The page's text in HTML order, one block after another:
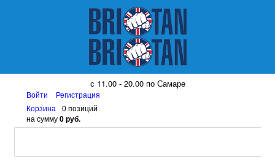
8 (917) 161 08 99
с 11.00 - 20.00 по Самаре
Войти
Регистрация
Корзина
0 позиций
на сумму0 руб.